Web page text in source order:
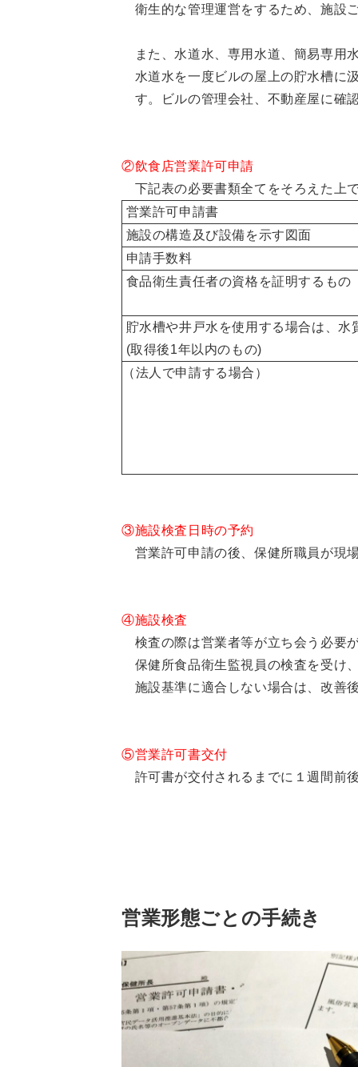
衛生的な管理運営をするため、施設
また、 水道水、専用水道、簡易専用
水道水を一度ビルの屋上の貯水槽に
す。ビルの管理会社、不動産屋に確
②飲食店営業許可申請
下記表の必要書類全てをそろえた上
営業許可申請書
施設の構造及び設備を示す図面
申請手数料
食品衛生責任者の資格を証明するもの
貯水槽や井戸水を使用する場合は、水
(取得後1年以内のもの)
（法人で申請する場合）
③施設検査日時の予約
営業許可申請の後、保健所職員が現
④施設検査
検査の際は営業者等が立ち会う必要
保健所食品衛生監視員の検査を受け
施設基準に適合しない場合は、改善
⑤営業許可書交付
許可書が交付されるまでに１週間前
営業形態ごとの手続き